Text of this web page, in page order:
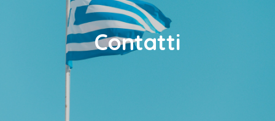
Isole Greche
Contatti